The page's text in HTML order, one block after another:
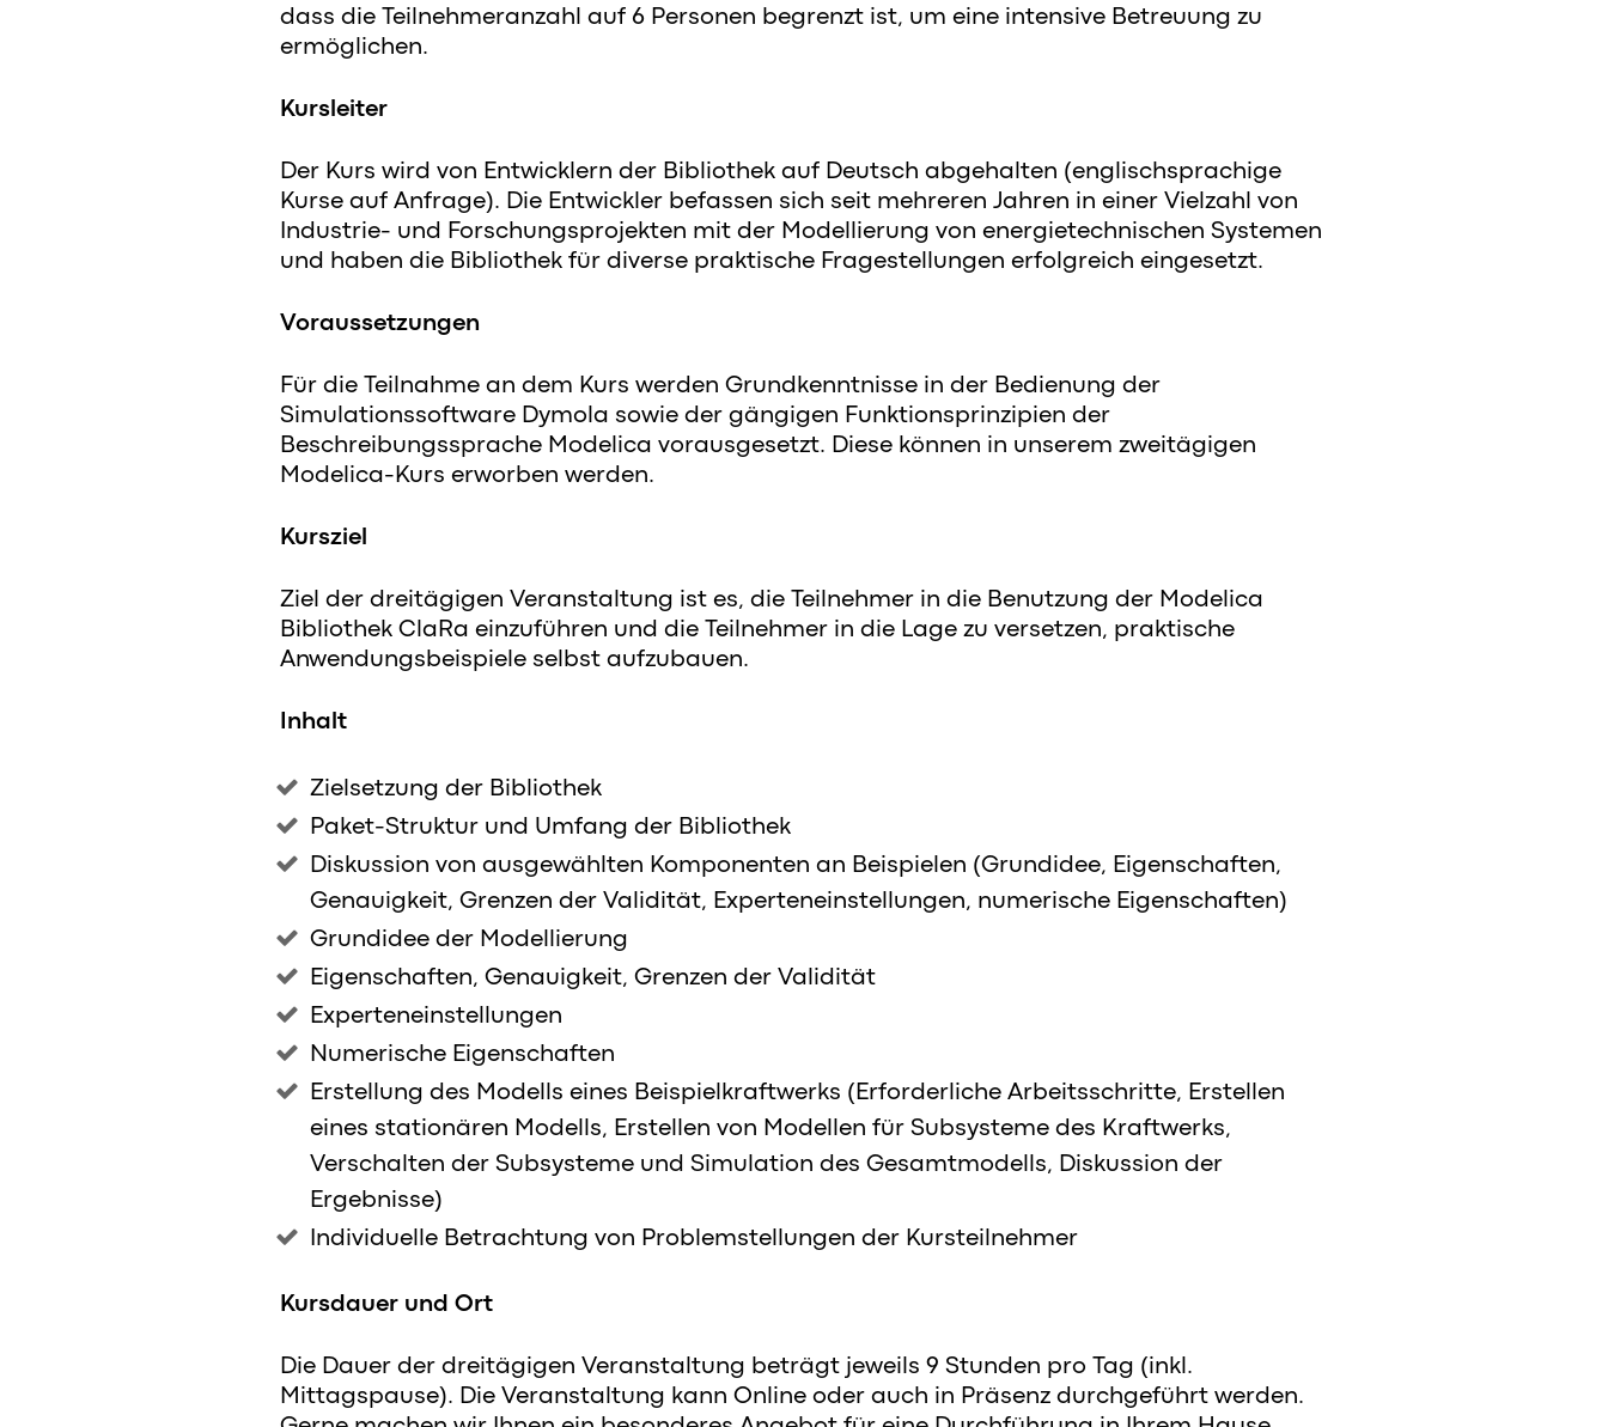
dass die Teilnehmeranzahl auf 6 Personen begrenzt ist, um eine intensive Betreuung zu
ermöglichen.
Kursleiter
Der Kurs wird von Entwicklern der Bibliothek auf Deutsch abgehalten (englischsprachige
Kurse auf Anfrage). Die Entwickler befassen sich seit mehreren Jahren in einer Vielzahl von
Industrie- und Forschungsprojekten mit der Modellierung von energietechnischen Systemen
und haben die Bibliothek für diverse praktische Fragestellungen erfolgreich eingesetzt.
Voraussetzungen
Für die Teilnahme an dem Kurs werden Grundkenntnisse in der Bedienung der
Simulationssoftware Dymola sowie der gängigen Funktionsprinzipien der
Beschreibungssprache Modelica vorausgesetzt. Diese können in unserem zweitägigen
Modelica-Kurs erworben werden.
Kursziel
Ziel der dreitägigen Veranstaltung ist es, die Teilnehmer in die Benutzung der Modelica
Bibliothek ClaRa einzuführen und die Teilnehmer in die Lage zu versetzen, praktische
Anwendungsbeispiele selbst aufzubauen.
Inhalt
Zielsetzung der Bibliothek
Paket-Struktur und Umfang der Bibliothek
Diskussion von ausgewählten Komponenten an Beispielen (Grundidee, Eigenschaften,
Genauigkeit, Grenzen der Validität, Experteneinstellungen, numerische Eigenschaften)
Grundidee der Modellierung
Eigenschaften, Genauigkeit, Grenzen der Validität
Experteneinstellungen
Numerische Eigenschaften
Erstellung des Modells eines Beispielkraftwerks (Erforderliche Arbeitsschritte, Erstellen
eines stationären Modells, Erstellen von Modellen für Subsysteme des Kraftwerks,
Verschalten der Subsysteme und Simulation des Gesamtmodells, Diskussion der
Ergebnisse)
Individuelle Betrachtung von Problemstellungen der Kursteilnehmer
Kursdauer und Ort
Die Dauer der dreitägigen Veranstaltung beträgt jeweils 9 Stunden pro Tag (inkl.
Mittagspause). Die Veranstaltung kann Online oder auch in Präsenz durchgeführt werden.